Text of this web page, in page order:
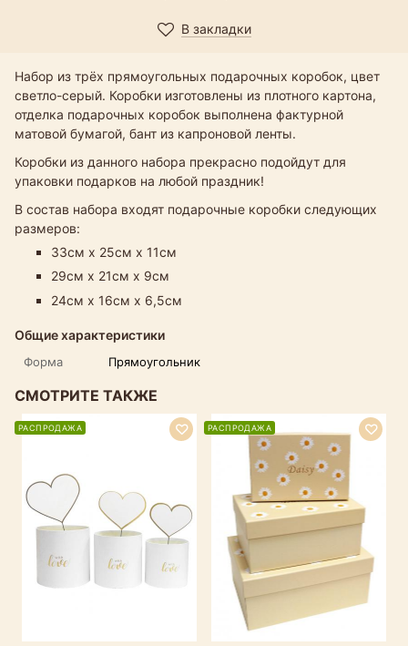
В закладки
Набор из трёх прямоугольных подарочных коробок, цвет
светло-серый. Коробки изготовлены из плотного картона,
отделка подарочных коробок выполнена фактурной
матовой бумагой, бант из капроновой ленты.
Коробки из данного набора прекрасно подойдут для
упаковки подарков на любой праздник!
В состав набора входят подарочные коробки следующих
размеров:
33см х 25см х 11см
29см х 21см х 9см
24см х 16см х 6,5см
Общие характеристики
Форма Прямоугольник
СМОТРИТЕ ТАКЖЕ
РАСПРОДАЖА РАСПРОДАЖА